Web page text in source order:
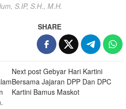
S.IP, S.H., M.H.
SHARE
Next post Gebyar Hari Kartini
Bersama Jajaran DPP Dan DPC
Kartini Bamus Maskot